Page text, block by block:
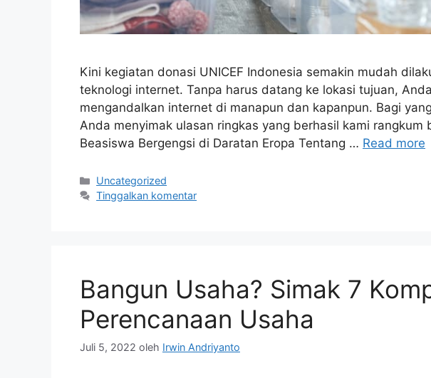
Kini kegiatan donasi UNICEF Indonesia semakin mudah
teknologi internet. Tanpa harus datang ke lokasi tujuan,
mengandalkan internet di manapun dan kapanpun. Bagi
Anda menyimak ulasan ringkas yang berhasil kami rangkum
Beasiswa Bergengsi di Daratan Eropa Tentang … Read more
Kategori
Uncategorized
Tinggalkan komentar
Bangun Usaha? Simak 7
Perencanaan Usaha
Juli 5, 2022 oleh Irwin Andriyanto